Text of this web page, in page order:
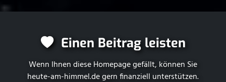
Einen Beitrag leisten
Wenn Ihnen diese Homepage gefällt, können Sie
heute-am-himmel.degern finanziell unterstützen.